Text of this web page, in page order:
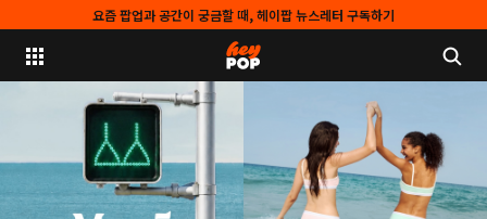
요즘 팝업과 공간이 궁금할 때, 헤이팝 뉴스레터 구독하기